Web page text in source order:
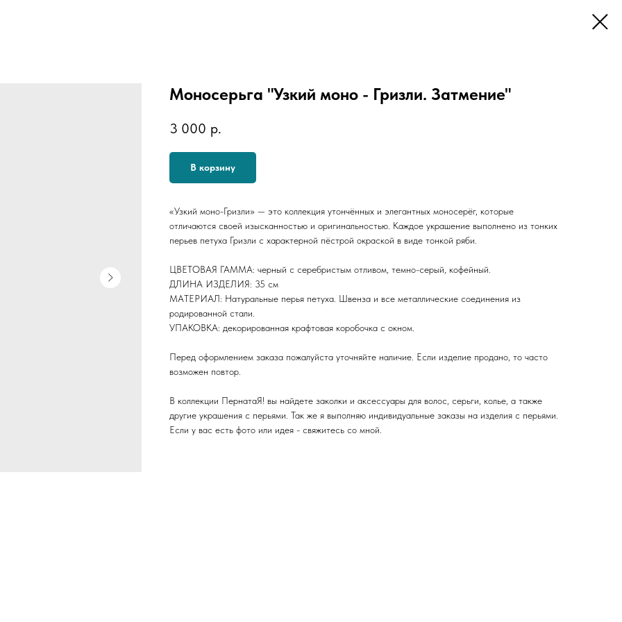
Моносерьга "Узкий моно - Гризли. Затмение"
3 000 р.
В корзину
«Узкий моно-Гризли» — это коллекция утончённых и элегантных моносерёг, которые
отличаются своей изысканностью и оригинальностью. Каждое украшение выполнено из тонких
перьев петуха Гризли с характерной пёстрой окраской в виде тонкой ряби.
ЦВЕТОВАЯ ГАММА: черный с серебристым отливом, темно-серый, кофейный.
ДЛИНА ИЗДЕЛИЯ: 35 см
МАТЕРИАЛ: Натуральные перья петуха. Швенза и все металлические соединения из
родированной стали.
УПАКОВКА: декорированная крафтовая коробочка с окном.
Перед оформлением заказа пожалуйста уточняйте наличие. Если изделие продано, то часто
возможен повтор.
В коллекции ПернатаЯ! вы найдете заколки и аксессуары для волос, серьги, колье, а также
другие украшения с перьями. Так же я выполняю индивидуальные заказы на изделия с перьями.
Если у вас есть фото или идея - свяжитесь со мной.